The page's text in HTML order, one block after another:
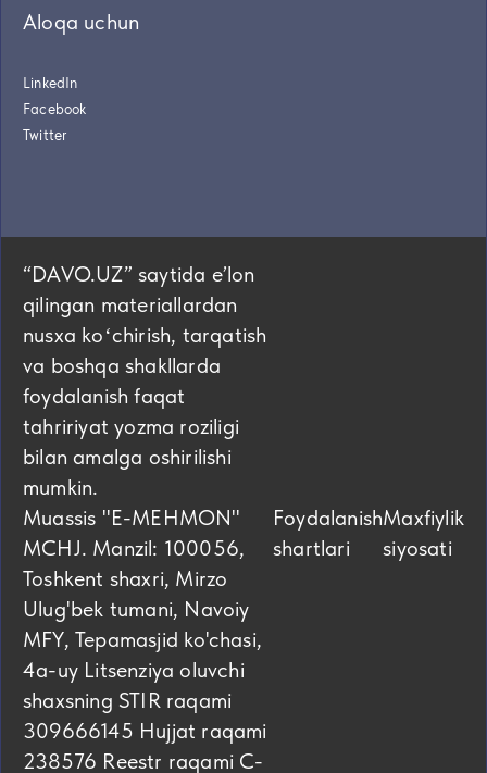
Aloqa uchun
LinkedIn
Facebook
Twitter
“DAVO.UZ” saytida eʼlon
qilingan materiallardan
nusxa koʻchirish, tarqatish
va boshqa shakllarda
foydalanish faqat
tahririyat yozma roziligi
bilan amalga oshirilishi
mumkin.
Muassis "E-MEHMON"
MCHJ. Manzil: 100056,
Toshkent shaxri, Mirzo
Ulug'bek tumani, Navoiy
MFY, Tepamasjid ko'chasi,
4а-uy Litsenziya oluvchi
shaxsning STIR raqami
309666145 Hujjat raqami
238576 Reestr raqami C-
Foydalanish
shartlari
Maxfiylik
siyosati